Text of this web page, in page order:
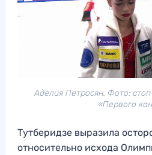
Аделия Петросян. Фото:
«Первого
Тутберидзе выразила
относительно исхода